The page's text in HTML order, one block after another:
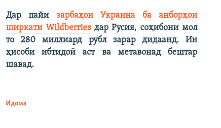
Дар пайи зарбаҳои Украина ба анборҳои
ширкати Wildberriesдар Русия, соҳибони мол
то 280 миллиард рубл зарар дидаанд. Ин
ҳисоби ибтидоӣ аст ва метавонад бештар
шавад.
Идома